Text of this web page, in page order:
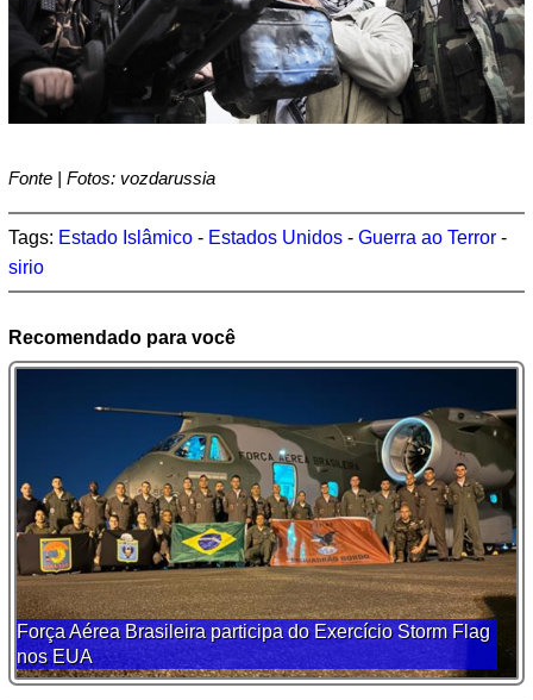
Fonte | Fotos: vozdarussia
Tags: Estado Islâmico - Estados Unidos - Guerra ao Terror -
sirio
Recomendado para você
Força Aérea Brasileira participa do Exercício Storm Flag
nos EUA